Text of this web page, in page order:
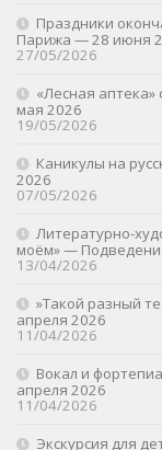
Праздники
Парижа — 28 июня
27/05/2026
«Лесная
мая 2026
19/05/2026
Каникулы на
2026
07/05/2026
Литературно-
моём» —
13/04/2026
»Такой разный
апреля 2026
11/04/2026
Вокал и
апреля 2026
11/04/2026
Экскурсия для